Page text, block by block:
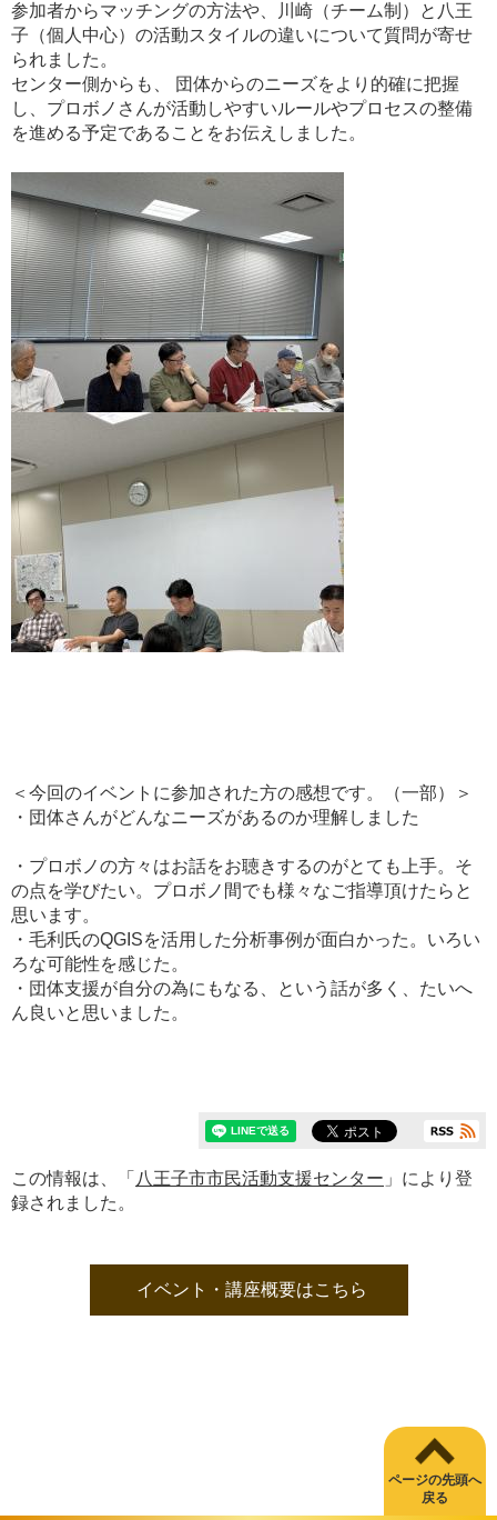
参加者からマッチングの方法や、川崎（チーム制）と八王
子（個人中心）の活動スタイルの違いについて質問が寄せ
られました。
センター側からも、 団体からのニーズをより的確に把握
し、プロボノさんが活動しやすいルールやプロセスの整備
を進める予定であることをお伝えしました。
＜今回のイベントに参加された方の感想です。（一部）＞
・団体さんがどんなニーズがあるのか理解しました
・プロボノの方々はお話をお聴きするのがとても上手。そ
の点を学びたい。プロボノ間でも様々なご指導頂けたらと
思います。
・毛利氏のQGISを活用した分析事例が面白かった。いろい
ろな可能性を感じた。
・団体支援が自分の為にもなる、という話が多く、たいへ
ん良いと思いました。
この情報は、「 八王子市市民活動支援センター 」により登
録されました。
イベント・講座概要はこちら
ページの先頭へ
戻る